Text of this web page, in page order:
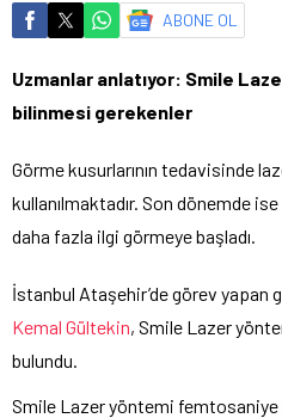
ABONE OL
Uzmanlar anlatıyor: Smile
bilinmesi gerekenler
Görme kusurlarının tedavisinde
kullanılmaktadır. Son dönemde ise
daha fazla ilgi görmeye başladı.
İstanbul Ataşehir’de görev yapan
Kemal Gültekin, Smile Lazer
bulundu.
Smile Lazer yöntemi femtosaniye